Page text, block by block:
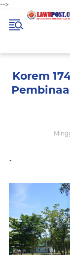
-->
Korem
-